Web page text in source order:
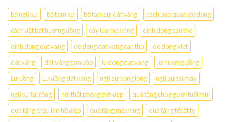
bộ ngũ sự bộ tam sự bộ tam sự dát vàng
cach bao quan do dong
cách đặt bát hương đồng
cây lúa mạ vàng
dinh dong can tho
dinh dong dat vang
do dong dat vang can tho
do dong viet
dát vàng
dát vàng tam đảo lu dong dat vang
lư hương đồng
Lư đồng
Lư đồng dát vàng ngũ sự song long
ngũ sự tai mây
ngũ sự tai rồng
nội thất phòng thờ đẹp
quà tặng cho người tuổi mùi
quà tặng chậu lan hồ điệp
quà tặng mạ vàng
quà tặng tết ất tỵ